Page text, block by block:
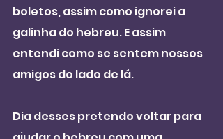
boletos, assim como ignorei a
galinha do hebreu. E assim
entendi como se sentem nossos
amigos do lado de lá.
Dia desses pretendo voltar para